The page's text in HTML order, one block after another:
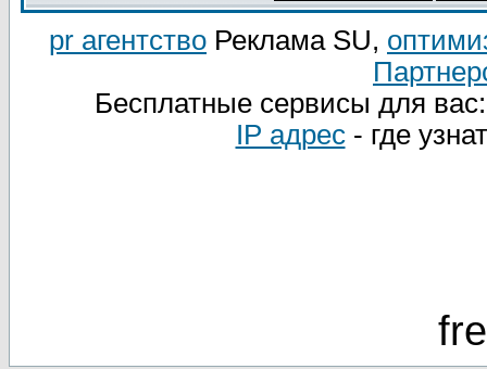
pr агентство Реклама SU,
Бесплатные сервисы для
IP адрес- где